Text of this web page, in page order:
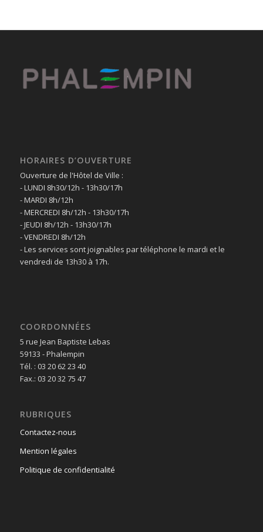
HORAIRES D’OUVERTURE
Ouverture de l'Hôtel de Ville :
- LUNDI 8h30/12h - 13h30/17h
- MARDI 8h/12h
- MERCREDI 8h/12h - 13h30/17h
- JEUDI 8h/12h - 13h30/17h
- VENDREDI 8h/12h
- Les services sont joignables par téléphone le mardi et le
vendredi de 13h30 à 17h.
COORDONNÉES
5 rue Jean Baptiste Lebas
59133 - Phalempin
Tél. : 03 20 62 23 40
Fax.: 03 20 32 75 47
RUBRIQUES
Contactez-nous
Mention légales
Politique de confidentialité